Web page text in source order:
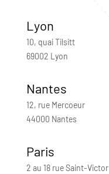
Lyon
10, quai Tilsitt
69002 Lyon
Nantes
12, rue Mercoeur
44000 Nantes
Paris
2 au 18 rue Saint-Victor